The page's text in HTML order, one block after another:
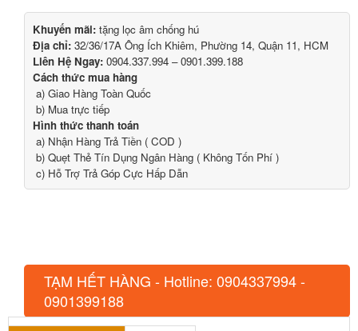
Khuyến mãi: tặng lọc âm chống hú
Địa chỉ: 32/36/17A Ông Ích Khiêm, Phường 14, Quận 11, HCM
Liên Hệ Ngay: 0904.337.994 – 0901.399.188
Cách thức mua hàng
a) Giao Hàng Toàn Quốc
b) Mua trực tiếp
Hình thức thanh toán
a) Nhận Hàng Trả Tiền ( COD )
b) Quẹt Thẻ Tín Dụng Ngân Hàng ( Không Tốn Phí )
c) Hỗ Trợ Trả Góp Cực Hấp Dẫn
TẠM HẾT HÀNG - Hotline: 0904337994 -
0901399188